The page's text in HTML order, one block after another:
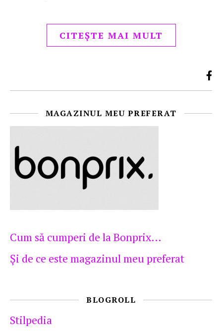
CITEȘTE MAI MULT
MAGAZINUL MEU PREFERAT
Cum să cumperi de la Bonprix…
Şi de ce este magazinul meu preferat
BLOGROLL
Stilpedia